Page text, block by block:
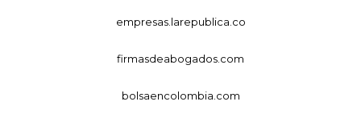
empresas.larepublica.co
firmasdeabogados.com
bolsaencolombia.com